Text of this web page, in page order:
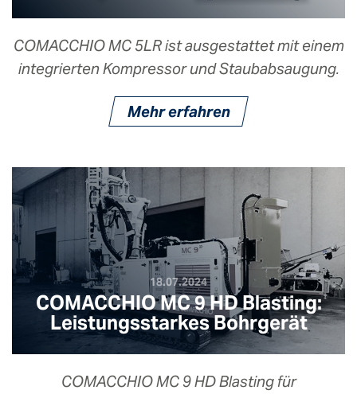
COMACCHIO MC 5LR ist ausgestattet mit einem
integrierten Kompressor und Staubabsaugung.
Mehr erfahren
18.07.2024
COMACCHIO MC 9 HD Blasting:
Leistungsstarkes Bohrgerät
COMACCHIO MC 9 HD Blasting für